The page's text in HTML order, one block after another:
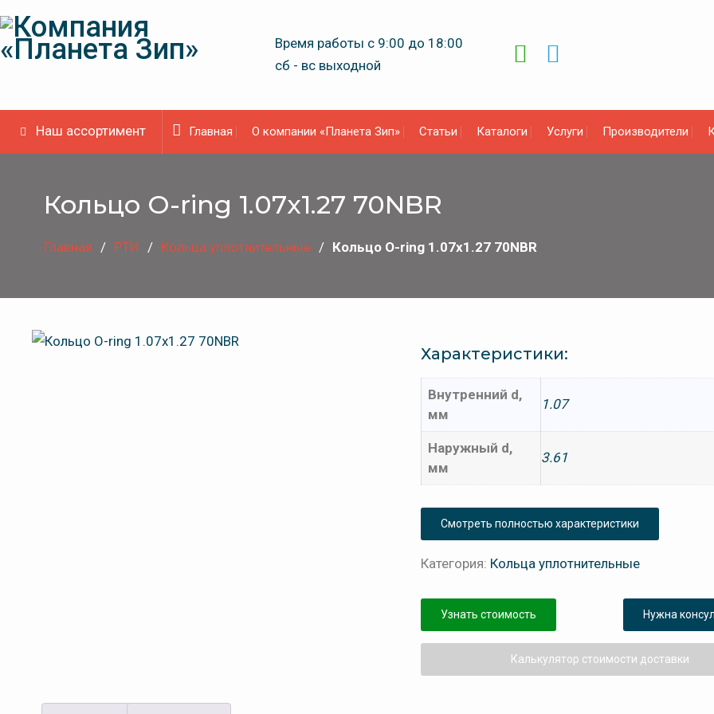
to
content
Время работы с 9:00 до 18:00
сб - вс выходной
Наш ассортимент Главная О компании «Планета Зип» Статьи Каталоги Услуги Производители
Кольцо O-ring 1.07х1.27 70NBR
Главная РТИ Кольца уплотнительные Кольцо O-ring 1.07х1.27 70NBR
Характеристики:
Внутренний d,
мм
1.07
Наружный d,
мм
3.61
Смотреть полностью характеристики
Категория: Кольца уплотнительные
Узнать стоимость Нужна
Калькулятор стоимости доставки